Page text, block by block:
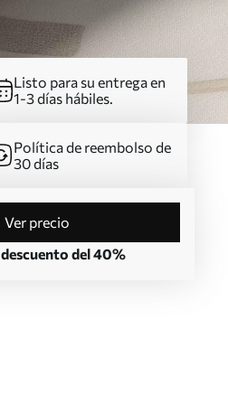
Listo para su entrega en
1-3 días hábiles.
Política de reembolso de
30 días
Ver precio
descuento del 40%